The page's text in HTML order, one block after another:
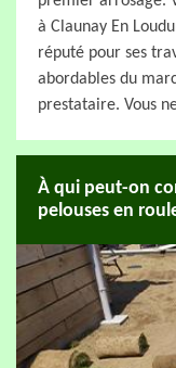
à Claunay En
réputé pour ses
abordables du
prestataire. Vous
À qui peut-on
pelouses en